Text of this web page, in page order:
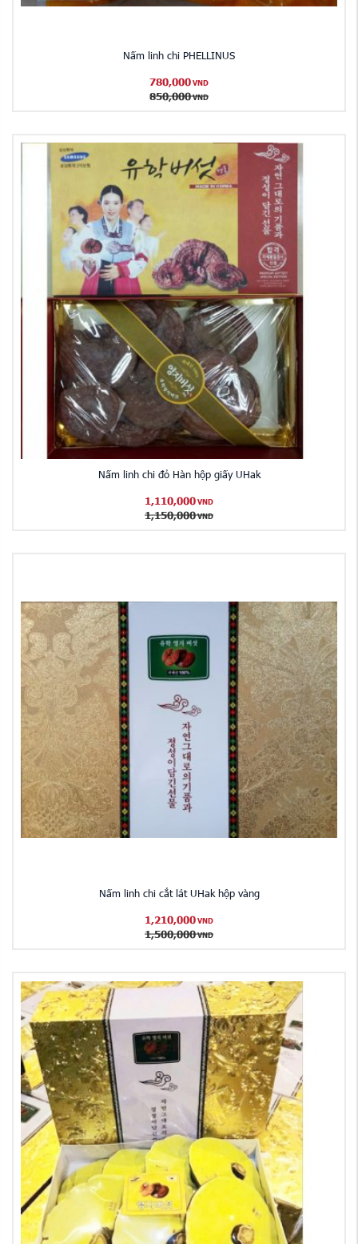
Nấm linh chi PHELLINUS
780,000 VND
850,000 VND
Nấm linh chi đỏ Hàn hộp giấy UHak
1,110,000 VND
1,150,000 VND
Nấm linh chi cắt lát UHak hộp vàng
1,210,000 VND
1,500,000 VND